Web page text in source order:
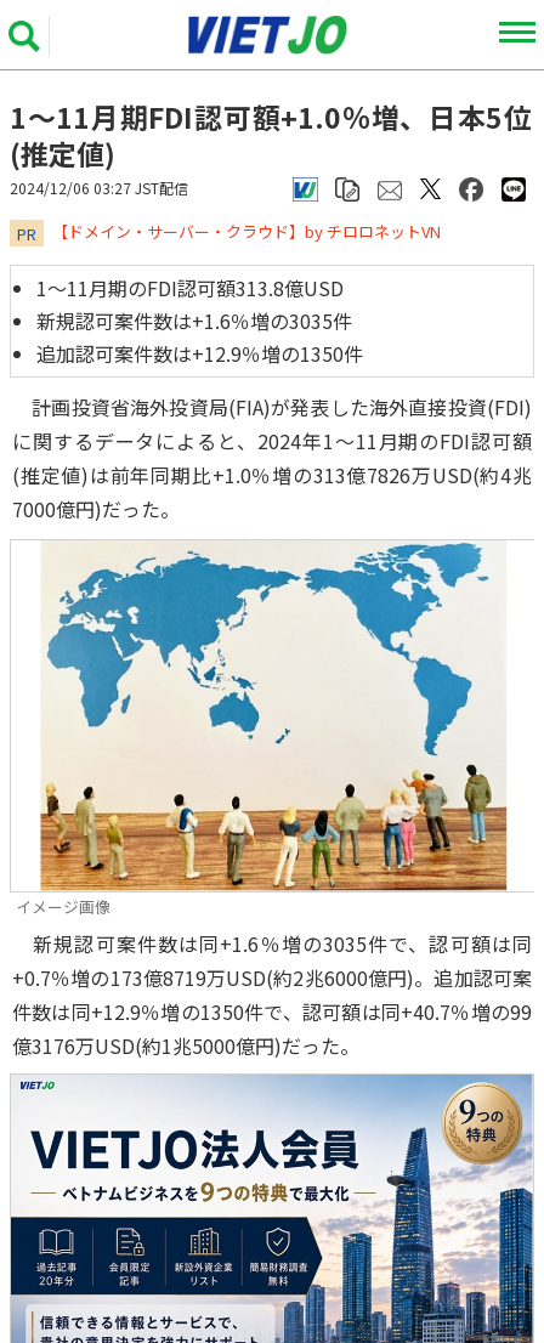
1～11月期FDI認可額+1.0％増、日本5位
(推定値)
2024/12/06 03:27 JST配信
PR ​​​​​​​【ドメイン・サーバー・クラウド】by チロロネットVN
1～11月期のFDI認可額313.8億USD
新規認可案件数は+1.6％増の3035件
追加認可案件数は+12.9％増の1350件
計画投資省海外投資局(FIA)が発表した海外直接投資(FDI)
に関するデータによると、2024年1～11月期のFDI認可額
(推定値)は前年同期比+1.0％増の313億7826万USD(約4兆
7000億円)だった。
イメージ画像
新規認可案件数は同+1.6％増の3035件で、認可額は同
+0.7％増の173億8719万USD(約2兆6000億円)。追加認可案
件数は同+12.9％増の1350件で、認可額は同+40.7％増の99
億3176万USD(約1兆5000億円)だった。